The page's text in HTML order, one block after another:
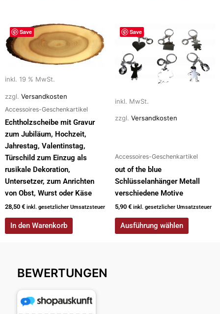
Save
inkl. 19 % MwSt.
zzgl. Versandkosten
Accessoires-Geschenkartikel
Echtholzscheibe mit Gravur
zum Jubiläum, Hochzeit,
Jahrestag, Valentinstag,
Türschild zum Einzug als
rusikale Dekoration,
Untersetzer, zum Anrichten
von Obst, Wurst oder Käse
28,50 € inkl. gesetzlicher Umsatzsteuer
In den Warenkorb
Save
inkl. MwSt.
zzgl. Versandkosten
Accessoires-Geschenkartikel
out of the blue
Schlüsselanhänger Metall
verschiedene Motive
5,90 € inkl. gesetzlicher Umsatzsteuer
Ausführung wählen
Dieses
Produkt
mehrere
Varianten
Die
können
Produktseite
gewählt
werden
BEWERTUNGEN